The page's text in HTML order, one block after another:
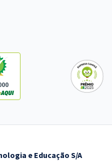
e Educação S/A